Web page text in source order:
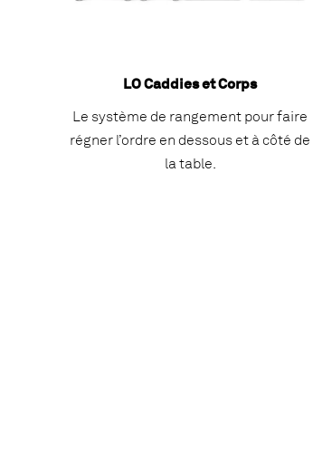
LO Caddies et Corps
Le système de rangement pour faire
régner l’ordre en dessous et à côté de
la table.